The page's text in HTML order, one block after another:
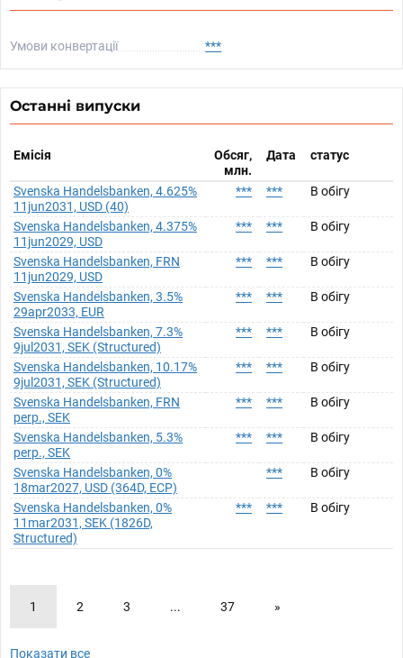
Умови конвертації ***
Останні випуски
Емісія
Обсяг,
млн.
Дата статус
Svenska Handelsbanken, 4.625%
11jun2031, USD (40)
*** *** В обігу
Svenska Handelsbanken, 4.375%
11jun2029, USD
*** *** В обігу
Svenska Handelsbanken, FRN
11jun2029, USD
*** *** В обігу
Svenska Handelsbanken, 3.5%
29apr2033, EUR
*** *** В обігу
Svenska Handelsbanken, 7.3%
9jul2031, SEK (Structured)
*** *** В обігу
Svenska Handelsbanken, 10.17%
9jul2031, SEK (Structured)
*** *** В обігу
Svenska Handelsbanken, FRN
perp., SEK
*** *** В обігу
Svenska Handelsbanken, 5.3%
perp., SEK
*** *** В обігу
Svenska Handelsbanken, 0%
18mar2027, USD (364D, ECP)
*** В обігу
Svenska Handelsbanken, 0%
11mar2031, SEK (1826D,
Structured)
*** *** В обігу
1 2 3 ... 37 »
Показати все